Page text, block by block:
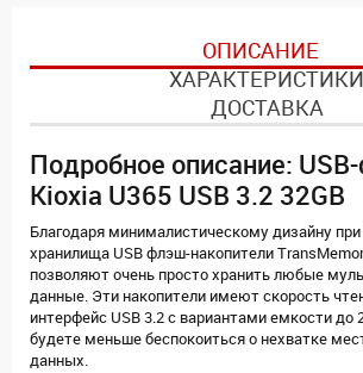
ОПИСАНИЕ
ХАРАКТЕРИСТИКИ
ДОСТАВКА
Подробное описание:
Kioxia U365 USB 3.2 32GB
Благодаря минималистическому дизайну
хранилища USB флэш-накопители
позволяют очень просто хранить любые
данные. Эти накопители имеют скорость
интерфейс USB 3.2 c вариантами емкости до
будете меньше беспокоиться о нехватке
данных.